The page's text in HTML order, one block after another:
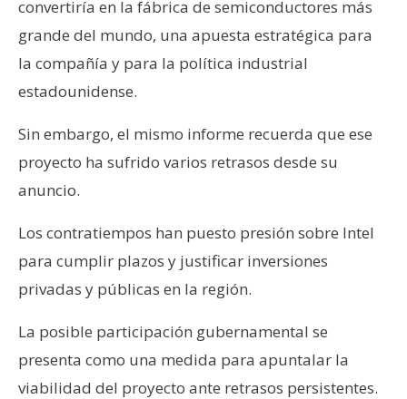
convertiría en la fábrica de semiconductores más
grande del mundo, una apuesta estratégica para
la compañía y para la política industrial
estadounidense.
Sin embargo, el mismo informe recuerda que ese
proyecto ha sufrido varios retrasos desde su
anuncio.
Los contratiempos han puesto presión sobre Intel
para cumplir plazos y justificar inversiones
privadas y públicas en la región.
La posible participación gubernamental se
presenta como una medida para apuntalar la
viabilidad del proyecto ante retrasos persistentes.